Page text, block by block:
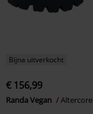
Bijna uitverkocht
€ 156,99
Randa Vegan Altercore